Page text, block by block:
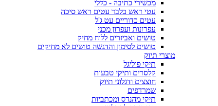
מכשירי כתיבה - כללי
עטי ראש בלבד עטים ראש סיכה
עטים כדוריים עט ג'ל
עפרונות ועפרון מכני
טושים ואביזרים ללוח מחיק
טושים לסימון והדגשה טושים לא מחיקים
מוצרי תיוק
תיקי פוליגל
קלסרים ותיקי טבעות
חוצצים ודגלוני תיוק
שמרדפים
תיקי מהנדס ומכתביות